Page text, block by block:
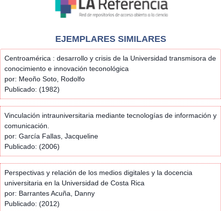
EJEMPLARES SIMILARES
Centroamérica : desarrollo y crisis de la Universidad transmisora de
conocimiento e innovación teconológica
por: Meoño Soto, Rodolfo
Publicado: (1982)
Vinculación intrauniversitaria mediante tecnologías de información y
comunicación.
por: García Fallas, Jacqueline
Publicado: (2006)
Perspectivas y relación de los medios digitales y la docencia
universitaria en la Universidad de Costa Rica
por: Barrantes Acuña, Danny
Publicado: (2012)